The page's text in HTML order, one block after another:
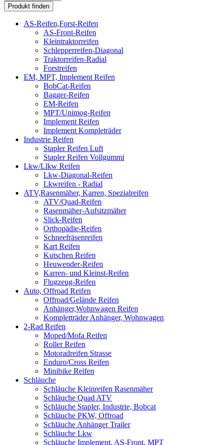
AS-Reifen,Forst-Reifen
AS-Front-Reifen
Kleintraktorreifen
Schlepperreifen-Diagonal
Traktorreifen-Radial
Forstreifen
EM, MPT, Implement Reifen
BobCat-Reifen
Bagger-Reifen
EM-Reifen
MPT/Unimog-Reifen
Implement Reifen
Implement Kompleträder
Industrie Reifen
Stapler Reifen Luft
Stapler Reifen Vollgummi
Lkw/Llkw Reifen
Lkw-Diagonal-Reifen
Lkwreifen - Radial
ATV,Rasenmäher, Karren, Spezialreifen
ATV/Quad-Reifen
Rasenmäher-Aufsitzmäher
Slick-Reifen
Orthopädie-Reifen
Schneefräsenreifen
Kart Reifen
Kutschen Reifen
Heuwender-Reifen
Karren- und Kleinst-Reifen
Flugzeug-Reifen
Auto, Offroad Reifen
Offroad/Gelände Reifen
Anhänger,Wohnwagen Reifen
Kompletträder Anhänger, Wohnwagen
2-Rad Reifen
Moped/Mofa Reifen
Roller Reifen
Motoradreifen Strasse
Enduro/Cross Reifen
Minibike Reifen
Schläuche
Schläuche Kleinreifen Rasenmäher
Schläuche Quad ATV
Schläuche Stapler, Industrie, Bobcat
Schläuche PKW, Offroad
Schläuche Anhänger Trailer
Schläuche Lkw
Schläuche Implement, AS-Front, MPT